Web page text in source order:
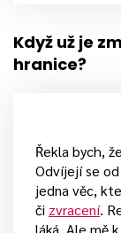
Když už je
hranice?
Řekla bych,
Odvíjejí se
jedna věc,
či zvracení.
láká. Ale mě